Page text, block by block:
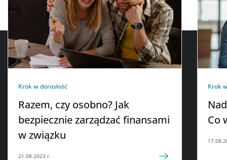
Krok w dorosłość
Razem, czy osobno? Jak
bezpiecznie zarządzać finansami
w związku
21.08.2023 r.
Krok
Co